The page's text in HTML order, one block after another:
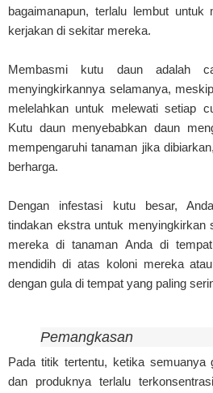
bagaimanapun, terlalu lembut untuk
kerjakan di sekitar mereka.
Membasmi kutu daun adalah
menyingkirkannya selamanya,
melelahkan untuk melewati setiap
Kutu daun menyebabkan daun
mempengaruhi tanaman jika
berharga.
Dengan infestasi kutu besar,
tindakan ekstra untuk menyingkirkan
mereka di tanaman Anda di
mendidih di atas koloni mereka
dengan gula di tempat yang paling
Pemangkasan
Pada titik tertentu, ketika semuanya
dan produknya terlalu